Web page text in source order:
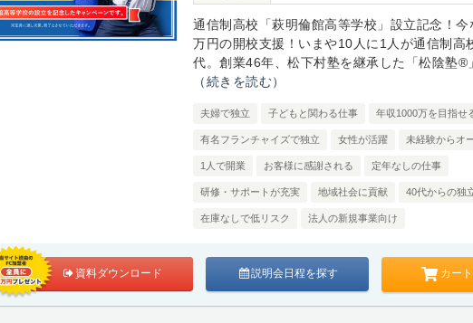
通信制高校「萩明倫館高等学校」設立記念！
万円の開校支援！いまや10人に1人が通信制高
代。創業46年、松下村塾を継承した「松陰塾®
（続きを読む）
夫婦で独立 子どもと関わる仕事 年収1000万を目指せ
有名フランチャイズで独立 女性が活躍 未経験からオ
1人で開業 お客様に感謝される 定年なしの仕事
研修・サポートが充実 地域社会に貢献 40代からの独
在庫なしで低リスク 法人の新規事業向け
資料ダウンロード 説明会日程を探す カー